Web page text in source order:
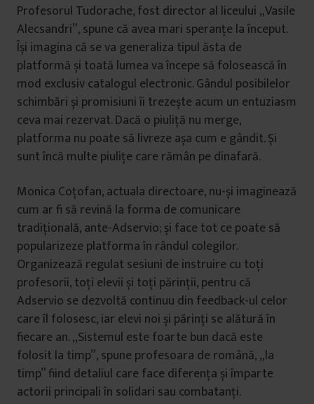
Profesorul Tudorache, fost director al liceului „Vasile
Alecsandri”, spune că avea mari speranțe la început.
Își imagina că se va generaliza tipul ăsta de
platformă și toată lumea va începe să folosească în
mod exclusiv catalogul electronic. Gândul posibilelor
schimbări și promisiuni îi trezește acum un entuziasm
ceva mai rezervat. Dacă o piuliță nu merge,
platforma nu poate să livreze așa cum e gândit. Și
sunt încă multe piulițe care rămân pe dinafară.
Monica Coțofan, actuala directoare, nu-și imaginează
cum ar fi să revină la forma de comunicare
tradițională, ante-Adservio; și face tot ce poate să
popularizeze platforma în rândul colegilor.
Organizează regulat sesiuni de instruire cu toți
profesorii, toți elevii și toți părinții, pentru că
Adservio se dezvoltă continuu din feedback-ul celor
care îl folosesc, iar elevi noi și părinți se alătură în
fiecare an. „Sistemul este foarte bun dacă este
folosit la timp”, spune profesoara de română, „la
timp” fiind detaliul care face diferența și împarte
actorii principali în solidari sau combatanți.